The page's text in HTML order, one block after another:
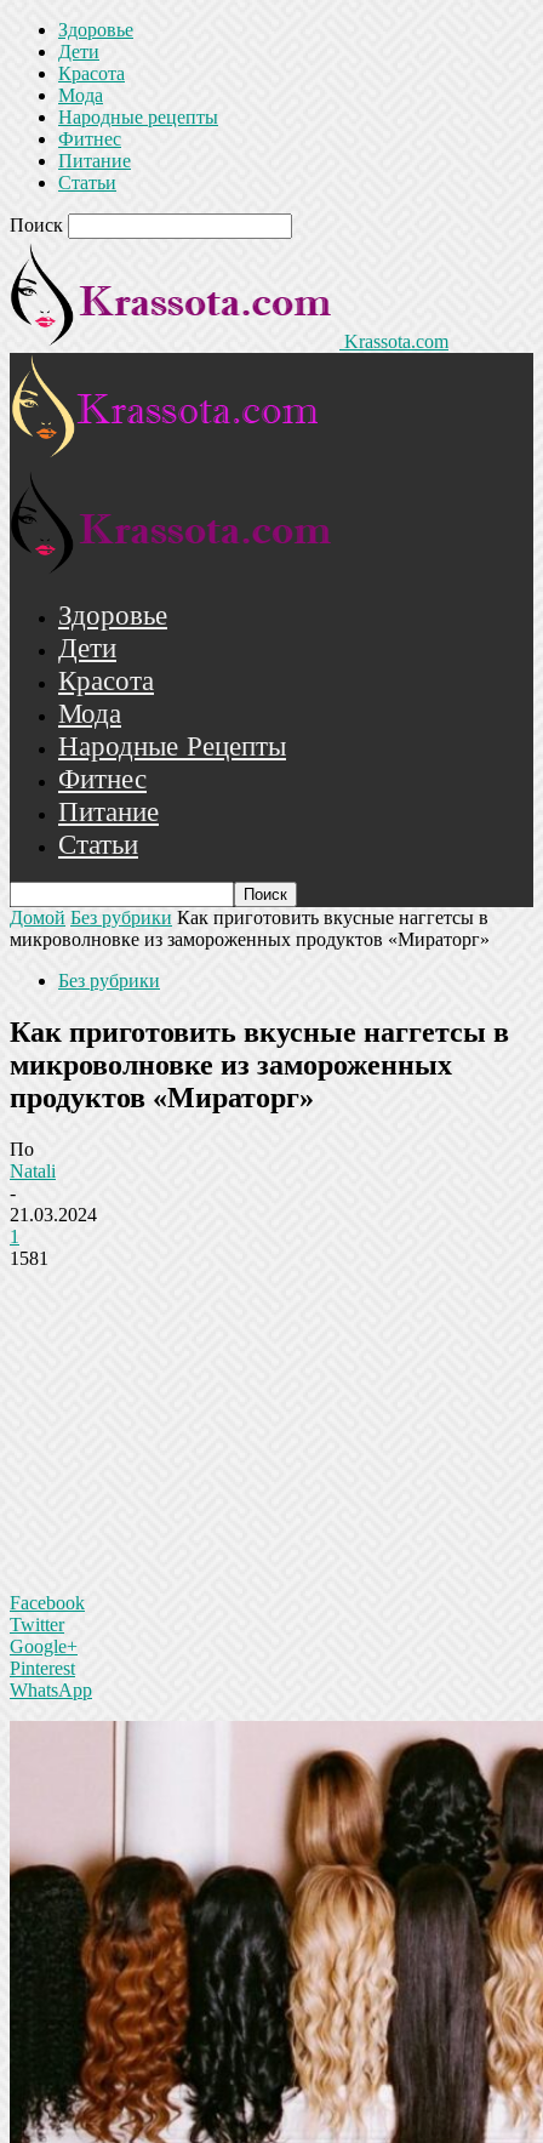
Здоровье
Дети
Красота
Мода
Народные рецепты
Фитнес
Питание
Статьи
Поиск
Krassota.com
Здоровье
Дети
Красота
Мода
Народные Рецепты
Фитнес
Питание
Статьи
Домой Без рубрики Как приготовить вкусные наггетсы в
микроволновке из замороженных продуктов «Мираторг»
Без рубрики
Как приготовить вкусные наггетсы в
микроволновке из замороженных
продуктов «Мираторг»
По
Natali
-
21.03.2024
1
1581
Facebook
Twitter
Google+
Pinterest
WhatsApp